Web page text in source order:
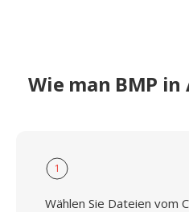
Wie man BMP
1
Wählen Sie Dateien vom